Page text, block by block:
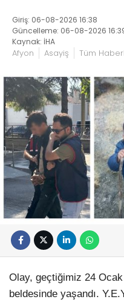
Giriş: 06-08-2026 16:38
Güncelleme: 06-08-2026
Kaynak: İHA
Afyon Asayiş Tüm
Olay, geçtiğimiz 24 Ocak
beldesinde yaşandı.